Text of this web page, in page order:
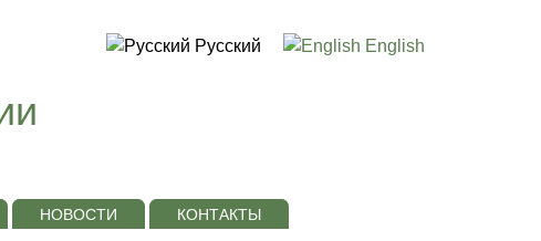
Русский English
НОВОСТИ КОНТАКТЫ